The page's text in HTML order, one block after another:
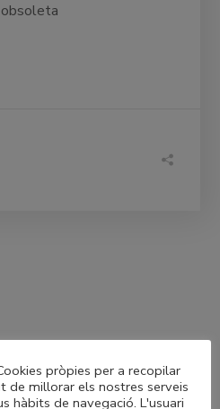
obsoleta
pròpies per a recopilar
de millorar els nostres serveis
hàbits de navegació. L'usuari